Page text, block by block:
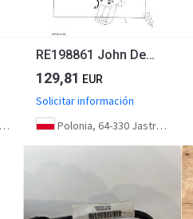
RE198861 John Deere 8345R - Wiązka przewodów
129,81 EUR
Solicitar información
Polonia, 64-330 Jastrzębniki